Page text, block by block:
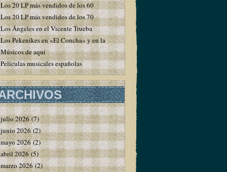
Los 20 LP más vendidos de los 60
Los 20 LP más vendidos de los 70
Los Ángeles en el Vicente Trueba
Los Pekenikes en «El Concha» y en la emisora
Músicos de aquí
Películas musicales españolas
julio 2026(7)
junio 2026(2)
mayo 2026(2)
abril 2026(5)
marzo 2026(2)